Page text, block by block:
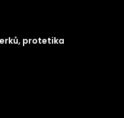
protetika